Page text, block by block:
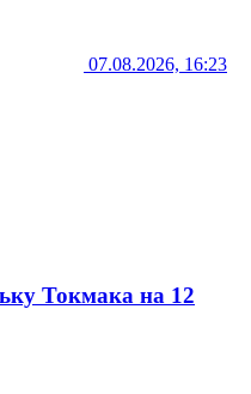
07.08.2026, 16:23
Токмака на 12